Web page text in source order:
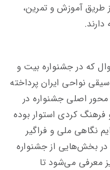
طریق آموزش و تمرین،
که در جشنواره بیت و
نواحی ایران پرداخته
اصلی جشنواره در
کردی استوار بوده
نگاهی ملی و فراگیر
در بخش‌هایی از جشنواره
معرفی می‌شود تا